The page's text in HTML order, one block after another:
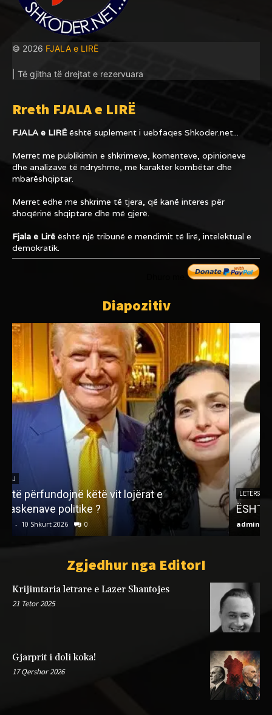
© 2026 FJALA e LIRË
| Të gjitha të drejtat e rezervuara
Rreth FJALA e LIRË
FJALA e LIRËështë suplement i uebfaqes Shkoder.net...
Merret me publikimin e shkrimeve, komenteve, opinioneve
dhe analizave të ndryshme, me karakter kombëtar dhe
mbarëshqiptar.
Merret edhe me shkrime të tjera, që kanë interes për
shoqërinë shqiptare dhe më gjerë.
Fjala e Lirë është një tribunë e mendimit të lirë, intelektual e
demokratik.
Diapozitiv
LETËRSI
ËSHTË KOHA KOSAVA TË SHKRUHET DARDANI
admin - 17 Shtator 2023
Zgjedhur nga EditorI
Krijimtaria letrare e Lazer Shantojes
21 Tetor 2025
Gjarprit i doli koka!
17 Qershor 2026